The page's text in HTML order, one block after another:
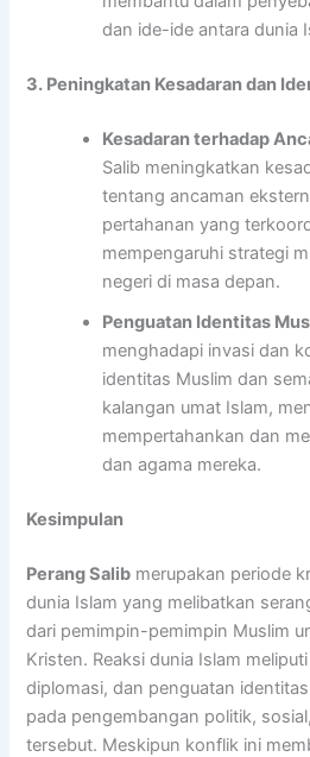
dan ide-ide antara dunia
3. Peningkatan Kesadaran dan
Kesadaran terhadap
Salib meningkatkan
tentang ancaman
pertahanan yang
mempengaruhi strategi
negeri di masa depan.
Penguatan Identitas
menghadapi invasi dan
identitas Muslim dan
kalangan umat Islam,
mempertahankan dan
dan agama mereka.
Kesimpulan
Perang Salib merupakan periode
dunia Islam yang melibatkan
dari pemimpin-pemimpin Muslim
Kristen. Reaksi dunia Islam
diplomasi, dan penguatan
pada pengembangan politik,
tersebut. Meskipun konflik ini